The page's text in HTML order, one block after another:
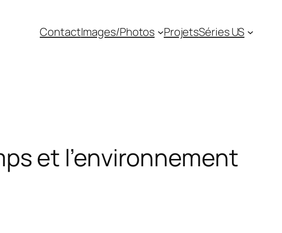
ContactImages/Photos ProjetsSéries US
et l’environnement